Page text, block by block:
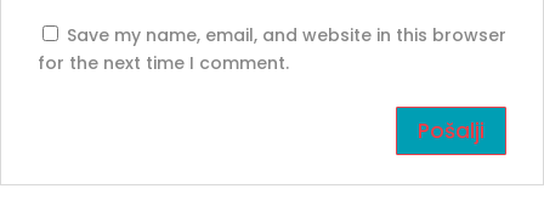
Save my name, email, and website in this browser
for the next time I comment.